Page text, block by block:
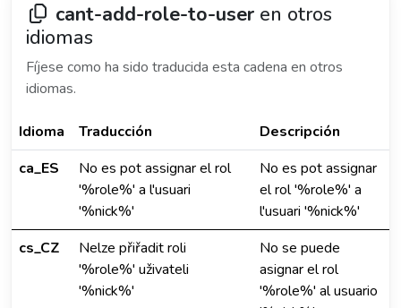
cant-add-role-to-user en otros
idiomas
Fíjese como ha sido traducida esta cadena en otros
idiomas.
Idioma Traducción
Descripción
ca_ES
No es pot assignar el rol
'%role%' a l'usuari
'%nick%'
No es pot assignar
el rol '%role%' a
l'usuari '%nick%'
cs_CZ
Nelze přiřadit roli
'%role%' uživateli
'%nick%'
No se puede
asignar el rol
'%role%' al usuario